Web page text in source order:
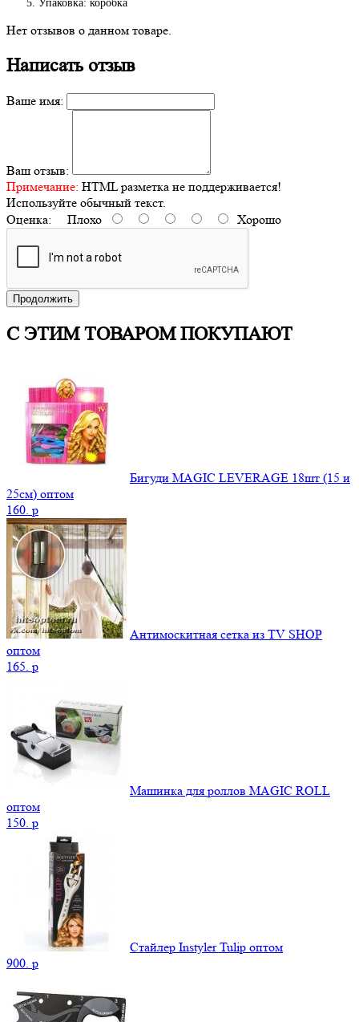
Упаковка: коробка
Нет отзывов о данном товаре.
Написать отзыв
Ваше имя:
Ваш отзыв:
Примечание: HTML разметка не поддерживается!
Используйте обычный текст.
Оценка: Плохо Хорошо
Продолжить
С ЭТИМ ТОВАРОМ ПОКУПАЮТ
Бигуди MAGIC LEVERAGE 18шт (15 и
25см) оптом
160. p
Антимоскитная сетка из TV SHOP
оптом
165. p
Машинка для роллов MAGIC ROLL
оптом
150. p
Стайлер Instyler Tulip оптом
900. p